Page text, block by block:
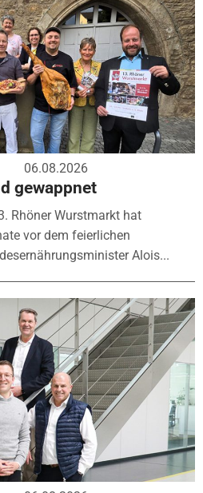
06.08.2026
gewappnet
Rhöner Wurstmarkt hat
vor dem feierlichen
Alois...